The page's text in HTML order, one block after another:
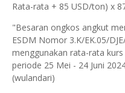
Rata-rata + 85 USD/ton) x
"Besaran ongkos angkut
ESDM Nomor 3.K/EK.05/
menggunakan rata-rata
periode 25 Mei - 24 Juni
(wulandari)